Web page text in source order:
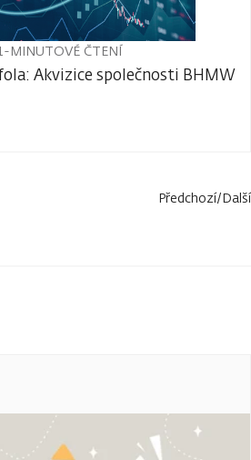
MINUTOVÉ ČTENÍ
Akvizice společnosti BHMW
Předchozí/Další